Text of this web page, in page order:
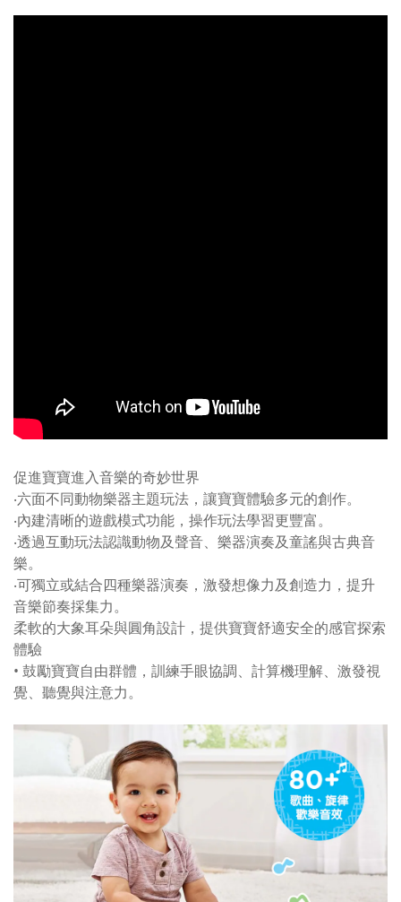
促進寶寶進入音樂的奇妙世界
‧六面不同動物樂器主題玩法，讓寶寶體驗多元的創作。
‧內建清晰的遊戲模式功能，操作玩法學習更豐富。
‧透過互動玩法認識動物及聲音、樂器演奏及童謠與古典音
樂。
‧可獨立或結合四種樂器演奏，激發想像力及創造力，提升
音樂節奏採集力。
柔軟的大象耳朵與圓角設計，提供寶寶舒適安全的感官探索
體驗
• 鼓勵寶寶自由群體，訓練手眼協調、計算機理解、激發視
覺、聽覺與注意力。